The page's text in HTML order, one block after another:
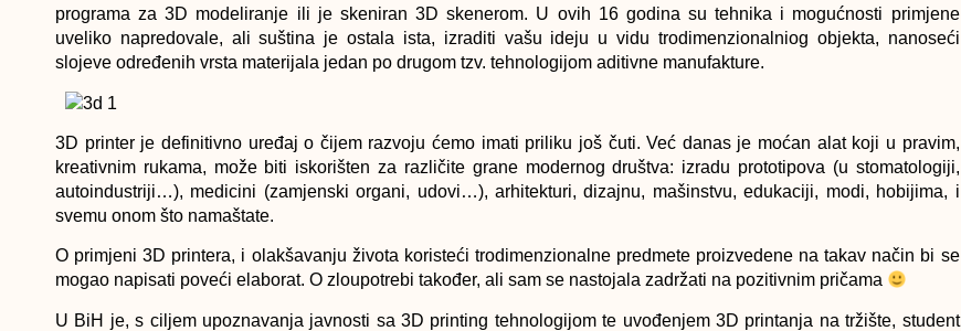
programa za 3D modeliranje ili je skeniran 3D skenerom. U ovih 16 godina su tehnika i mogućnosti primjene
uveliko napredovale, ali suština je ostala ista, izraditi vašu ideju u vidu trodimenzionalniog objekta, nanoseći
slojeve određenih vrsta materijala jedan po drugom tzv. tehnologijom aditivne manufakture.
3D printer je definitivno uređaj o čijem razvoju ćemo imati priliku još čuti. Već danas je moćan alat koji u pravim,
kreativnim rukama, može biti iskorišten za različite grane modernog društva: izradu prototipova (u stomatologiji,
autoindustriji…), medicini (zamjenski organi, udovi…), arhitekturi, dizajnu, mašinstvu, edukaciji, modi, hobijima, i
svemu onom što namaštate.
O primjeni 3D printera, i olakšavanju života koristeći trodimenzionalne predmete proizvedene na takav način bi se
mogao napisati poveći elaborat. O zloupotrebi također, ali sam se nastojala zadržati na pozitivnim pričama
U BiH je, s ciljem upoznavanja javnosti sa 3D printing tehnologijom te uvođenjem 3D printanja na tržište, student